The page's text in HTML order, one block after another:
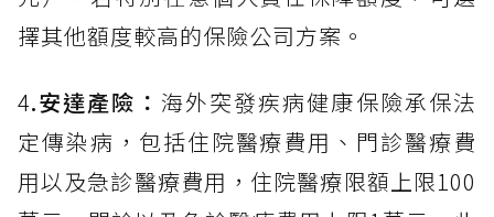
擇其他額度較高的保險公司方案。
4.安達產險： 海外突發疾病健康保險承保法
定傳染病，包括住院醫療費用、門診醫療費
用以及急診醫療費用，住院醫療限額上限100